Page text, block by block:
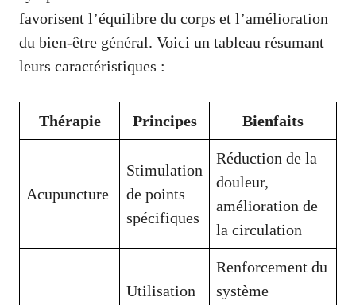
favorisent l’équilibre du corps et l’amélioration
du bien-être général. Voici un tableau résumant
leurs caractéristiques :
Thérapie Principes Bienfaits
Acupuncture
Stimulation
de points
spécifiques
Réduction de la
douleur,
amélioration de
la circulation
Utilisation
Renforcement du
système